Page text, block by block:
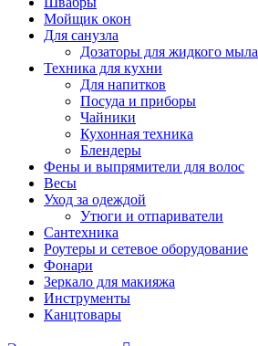
Мойщик окон
Для санузла
Дозаторы для жидкого мыла
Техника для кухни
Для напитков
Посуда и приборы
Чайники
Кухонная техника
Блендеры
Фены и выпрямители для волос
Весы
Уход за одеждой
Утюги и отпариватели
Сантехника
Роутеры и сетевое оборудование
Фонари
Зеркало для макияжа
Инструменты
Канцтовары